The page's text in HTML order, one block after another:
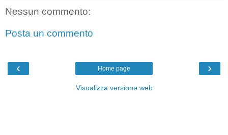
Nessun commento:
Posta un commento
‹ ›
Home page
Visualizza versione web